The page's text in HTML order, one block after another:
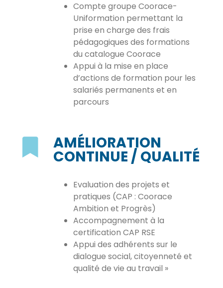
Compte groupe Coorace-
Uniformation permettant la
prise en charge des frais
pédagogiques des formations
du catalogue Coorace
Appui à la mise en place
d’actions de formation pour les
salariés permanents et en
parcours
AMÉLIORATION
CONTINUE / QUALITÉ
Evaluation des projets et
pratiques (CAP : Coorace
Ambition et Progrès)
Accompagnement à la
certification CAP RSE
Appui des adhérents sur le
dialogue social, citoyenneté et
qualité de vie au travail »